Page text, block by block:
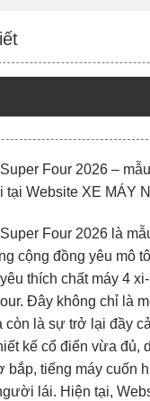
Four 2026 –
tại Website XE MÁY
Four 2026 là
cộng đồng yêu mô
thích chất máy 4
Đây không chỉ là
còn là sự trở lại đầy
kế cổ điển vừa đủ,
bắp, tiếng máy cuốn
lái. Hiện tại,